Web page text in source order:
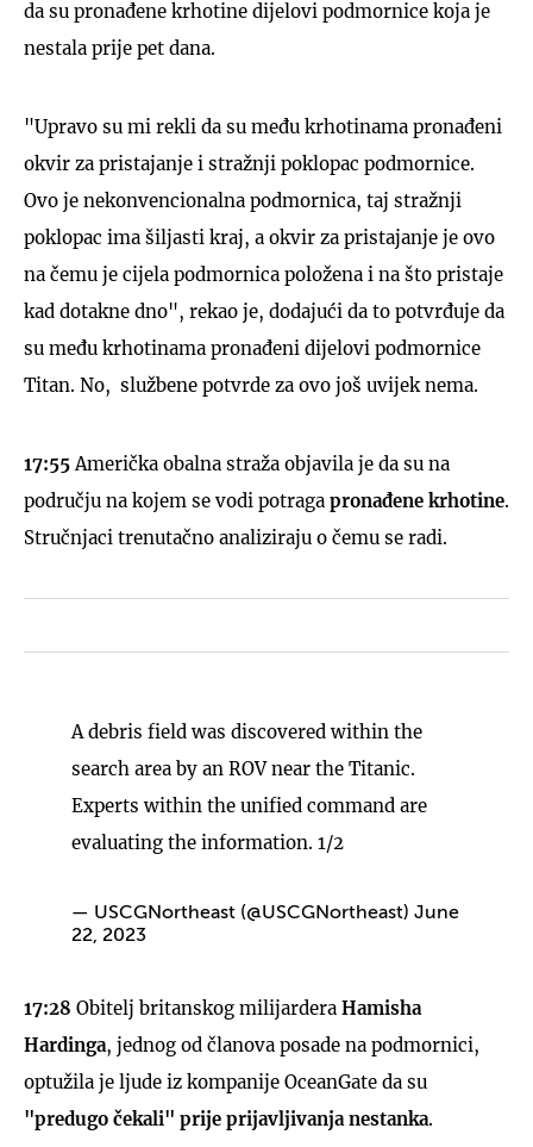
da su pronađene krhotine dijelovi podmornice koja je
nestala prije pet dana.
"Upravo su mi rekli da su među krhotinama pronađeni
okvir za pristajanje i stražnji poklopac podmornice.
Ovo je nekonvencionalna podmornica, taj stražnji
poklopac ima šiljasti kraj, a okvir za pristajanje je ovo
na čemu je cijela podmornica položena i na što pristaje
kad dotakne dno", rekao je, dodajući da to potvrđuje da
su među krhotinama pronađeni dijelovi podmornice
Titan. No, službene potvrde za ovo još uvijek nema.
17:55Američka obalna straža objavila je da su na
području na kojem se vodi potraga pronađene krhotine.
Stručnjaci trenutačno analiziraju o čemu se radi.
A debris field was discovered within the
search area by an ROV near the Titanic.
Experts within the unified command are
evaluating the information. 1/2
— USCGNortheast (@USCGNortheast) June
22, 2023
17:28 Obitelj britanskog milijardera Hamisha
Hardinga, jednog od članova posade na podmornici,
optužila je ljude iz kompanije OceanGate da su
"predugo čekali" prije prijavljivanja nestanka.